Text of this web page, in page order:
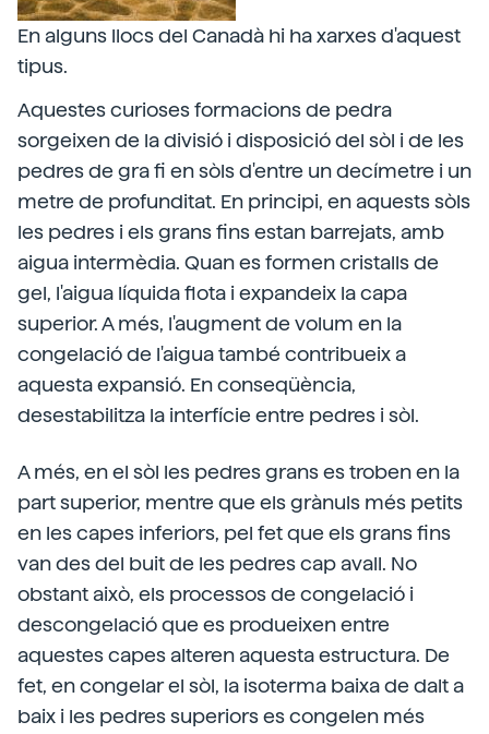
En alguns llocs del Canadà hi ha xarxes d'aquest
tipus.
Aquestes curioses formacions de pedra
sorgeixen de la divisió i disposició del sòl i de les
pedres de gra fi en sòls d'entre un decímetre i un
metre de profunditat. En principi, en aquests sòls
les pedres i els grans fins estan barrejats, amb
aigua intermèdia. Quan es formen cristalls de
gel, l'aigua líquida flota i expandeix la capa
superior. A més, l'augment de volum en la
congelació de l'aigua també contribueix a
aquesta expansió. En conseqüència,
desestabilitza la interfície entre pedres i sòl.
A més, en el sòl les pedres grans es troben en la
part superior, mentre que els grànuls més petits
en les capes inferiors, pel fet que els grans fins
van des del buit de les pedres cap avall. No
obstant això, els processos de congelació i
descongelació que es produeixen entre
aquestes capes alteren aquesta estructura. De
fet, en congelar el sòl, la isoterma baixa de dalt a
baix i les pedres superiors es congelen més